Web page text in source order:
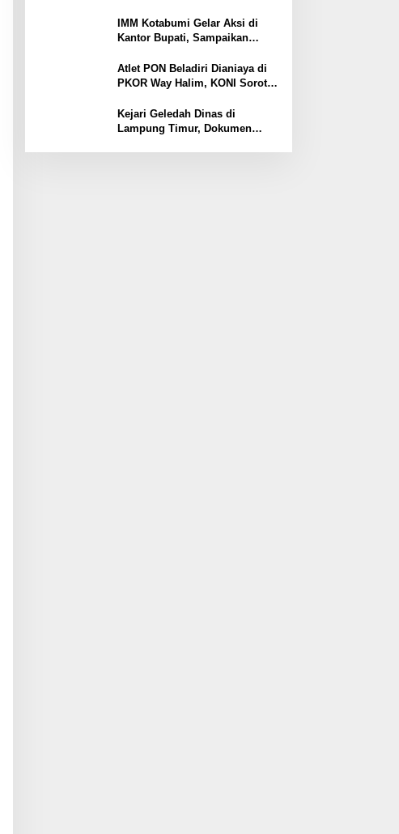
Tertembak
IMM Kotabumi Gelar Aksi di
Kantor Bupati, Sampaikan
Pemkab Lampung Utara
Atlet PON Beladiri Dianiaya di
PKOR Way Halim, KONI Soroti
Kawasan
Kejari Geledah Dinas di
Lampung Timur, Dokumen